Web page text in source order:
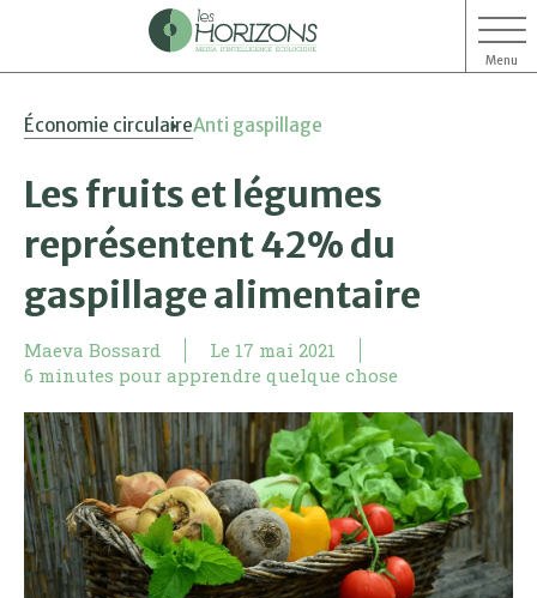
Menu
Économie circulaireAnti gaspillage
Les fruits et légumes
représentent 42% du
gaspillage alimentaire
Maeva Bossard Le 17 mai 2021
6 minutes pour apprendre quelque chose